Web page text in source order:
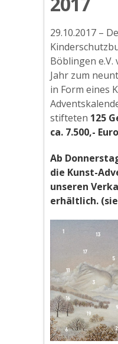
29.10.2017 –
Böblingen
Jahr zum
in Form eines
stifteten 125
ca. 7.500,-
Ab
die Kunst-
unseren
erhältlich.